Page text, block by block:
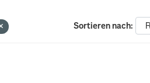
Sortieren nach